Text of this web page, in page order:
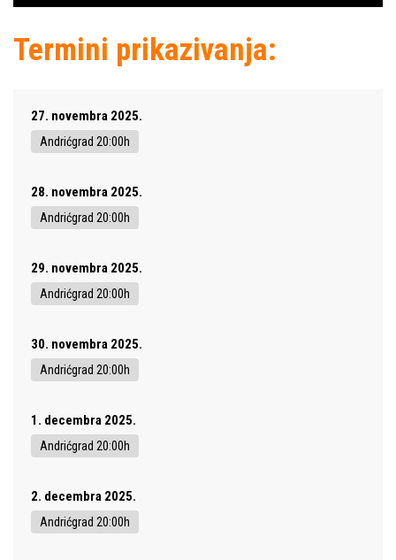
Termini prikazivanja:
27. novembra 2025.
Andrićgrad 20:00h
28. novembra 2025.
Andrićgrad 20:00h
29. novembra 2025.
Andrićgrad 20:00h
30. novembra 2025.
Andrićgrad 20:00h
1. decembra 2025.
Andrićgrad 20:00h
2. decembra 2025.
Andrićgrad 20:00h